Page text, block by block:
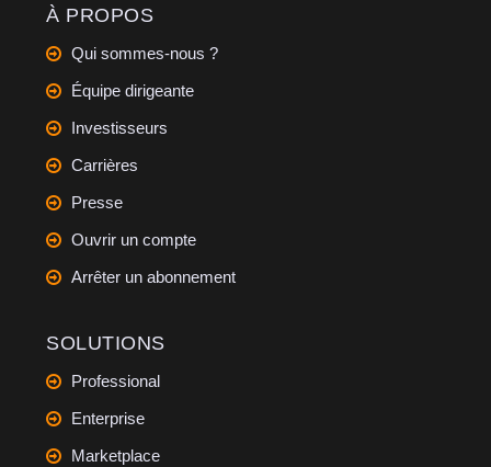
À PROPOS
Qui sommes-nous ?
Équipe dirigeante
Investisseurs
Carrières
Presse
Ouvrir un compte
Arrêter un abonnement
SOLUTIONS
Professional
Enterprise
Marketplace